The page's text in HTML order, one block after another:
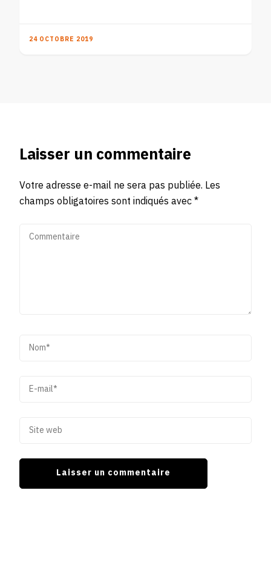
24 OCTOBRE 2019
Laisser un commentaire
Votre adresse e-mail ne sera pas publiée. Les
champs obligatoires sont indiqués avec*